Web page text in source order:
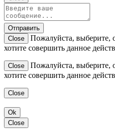
Отправить
Close
Пожалуйста, выберите,
хотите совершить данное
Close
Пожалуйста, выберите,
хотите совершить данное
Close
Ok
Close